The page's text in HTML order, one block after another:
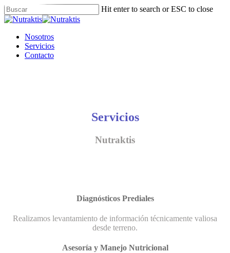
Skip
to
content
Hit enter to search or ESC to close
Close
Menu
Nosotros
Servicios
Contacto
Servicios
Nutraktis
Diagnósticos Prediales
Realizamos levantamiento de información técnicamente valiosa
desde terreno.
Asesoría y Manejo Nutricional